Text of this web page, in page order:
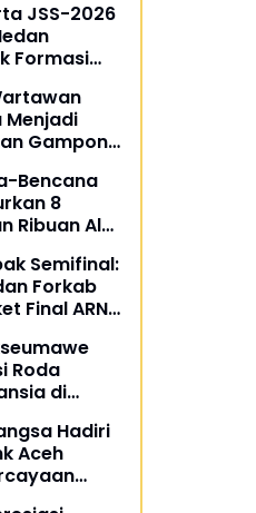
JSS-2026
Formasi
Menjadi
Gampong
Bencana
8
Ribuan Alat
Semifinal:
Forkab
Final ARN
Roda
di
Hadiri
Aceh